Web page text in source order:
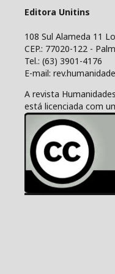
Editora Unitins
108 Sul Alameda 11
CEP.: 77020-122 -
Tel.: (63) 3901-4176
E-mail:
A revista
está licenciada com